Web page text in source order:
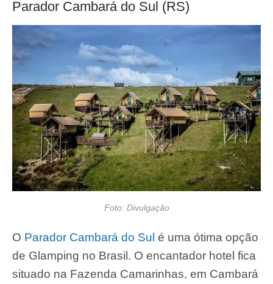
Parador Cambará do Sul (RS)
Foto: Divulgação
O Parador Cambará do Sul é uma ótima opção
de Glamping no Brasil. O encantador hotel fica
situado na Fazenda Camarinhas, em Cambará